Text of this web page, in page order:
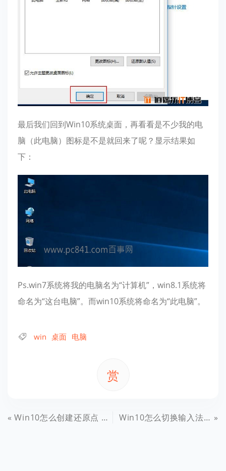
最后我们回到Win10系统桌面，再看看是不少我的电
脑（此电脑）图标是不是就回来了呢？显示结果如
下：
Ps.win7系统将我的电脑名为“计算机”，win8.1系统将
命名为“这台电脑”。而win10系统将命名为“此电脑”。
win 桌面 电脑
赏
Win10怎么创建还原点 Win10还原点在哪里创建？ Win10怎么切换输入法 Win10切换输入法快捷键设置方法